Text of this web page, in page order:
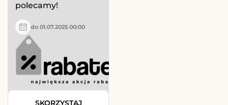
polecamy!
do 01.07.2025 00:00